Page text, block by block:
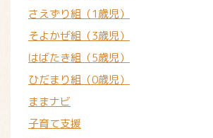
さえずり組（1歳児）
そよかぜ組（3歳児）
はばたき組（5歳児）
ひだまり組（0歳児）
ままナビ
子育て支援